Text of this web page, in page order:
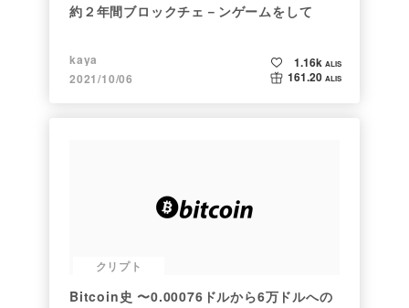
約２年間ブロックチェ－ンゲームをして
kaya
2021/10/06
1.16k ALIS
161.20 ALIS
クリプト
Bitcoin史 〜0.00076ドルから6万ドルへの